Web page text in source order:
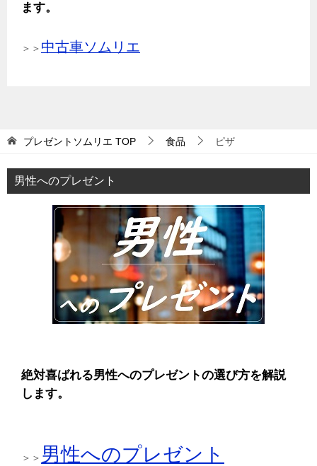
ます。
＞＞ 中古車ソムリエ
プレゼントソムリエ TOP 食品 ピザ
男性へのプレゼント
絶対喜ばれる男性へのプレゼントの選び方を解説
します。
＞＞ 男性へのプレゼント